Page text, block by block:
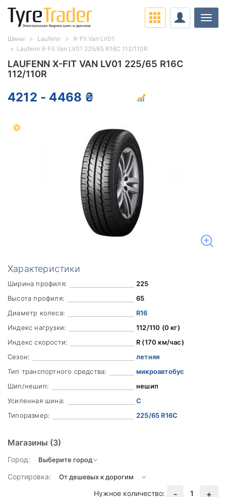
LAUFENN X-FIT VAN LV01 225/65 R16C
112/110R
4212 - 4468 ₴
Характеристики
Ширина профиля:
225
Высота профиля:
65
Диаметр колеса:
R16
Индекс нагрузки:
112/110 (0 кг)
Индекс скорости:
R (170 км/час)
Сезон:
летняя
Тип транспортного средства:
микроавтобус
Шип/нешип:
нешип
Усиленная шина:
C
Типоразмер:
225/65 R16C
Магазины (3)
Город:
Сортировка:
Нужное количество:
- 1 +
Шины Laufenn
X-Fit Van LV01
Laufenn X-Fit Van LV01 225/65 R16C 112/110R